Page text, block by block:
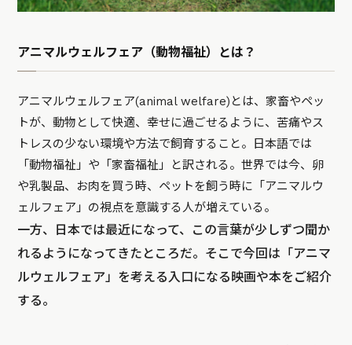
アニマルウェルフェア（動物福祉）とは？
アニマルウェルフェア(animal welfare)とは、家畜やペッ
トが、動物として快適、幸せに過ごせるように、苦痛やス
トレスの少ない環境や方法で飼育すること。日本語では
「動物福祉」や「家畜福祉」と訳される。世界では今、卵
や乳製品、お肉を買う時、ペットを飼う時に「アニマルウ
ェルフェア」の視点を意識する人が増えている。
一方、日本では最近になって、この言葉が少しずつ聞か
れるようになってきたところだ。そこで今回は「アニマ
ルウェルフェア」を考える入口になる映画や本をご紹介
する。